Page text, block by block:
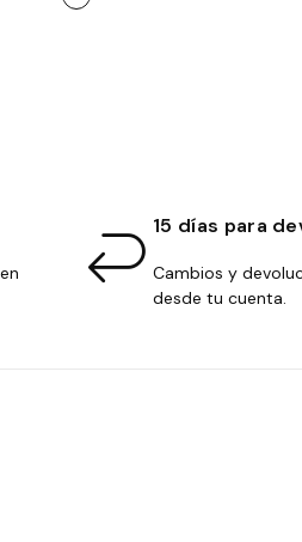
15 días para
Cambios y
desde tu cuenta.